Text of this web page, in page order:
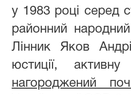
у 1983 році серед
районний
Лінник Яков
юстиції,
нагороджений